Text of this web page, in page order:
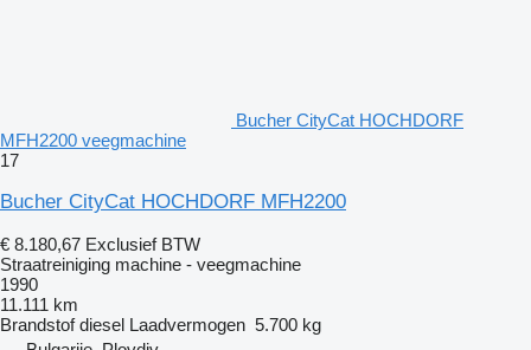
Bucher CityCat HOCHDORF
MFH2200 veegmachine
17
Bucher CityCat HOCHDORF MFH2200
€ 8.180,67 Exclusief BTW
Straatreiniging machine - veegmachine
1990
11.111 km
Brandstof diesel Laadvermogen 5.700 kg